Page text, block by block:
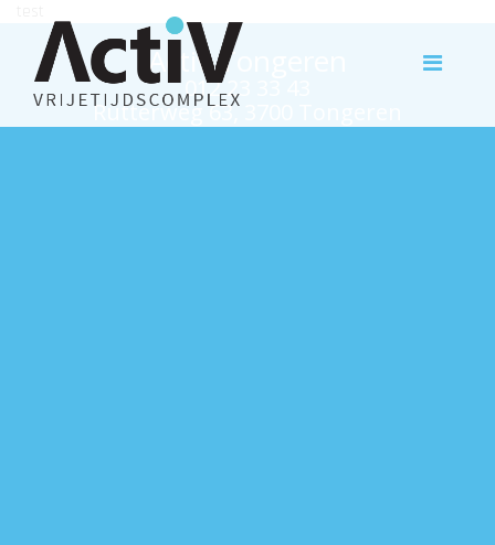
Activ Tongeren
012 23 33 43
Rutterweg 63, 3700 Tongeren